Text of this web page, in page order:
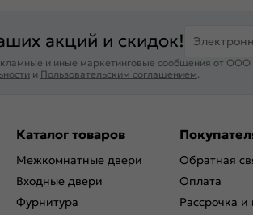
акций и скидок!
и иные маркетинговые сообщения от ООО
и Пользовательским соглашением
Каталог товаров
Межкомнатные двери
Входные двери
Фурнитура
Обратная
Оплата
Рассрочка и